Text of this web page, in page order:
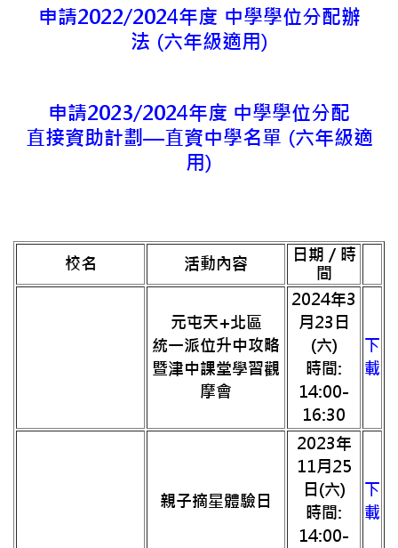
申請2022/2024年度 中學學位分配辦
法 (六年級適用)
申請2023/2024年度 中學學位分配
直接資助計劃—直資中學名單 (六年級適
用)
校名 活動內容
日期 / 時
間
元屯天+北區
統一派位升中攻略
暨津中課堂學習觀
摩會
2024年3
月23日
(六)
時間:
14:00-
16:30
下
載
親子摘星體驗日
2023年
11月25
日(六)
時間:
14:00-
下
載